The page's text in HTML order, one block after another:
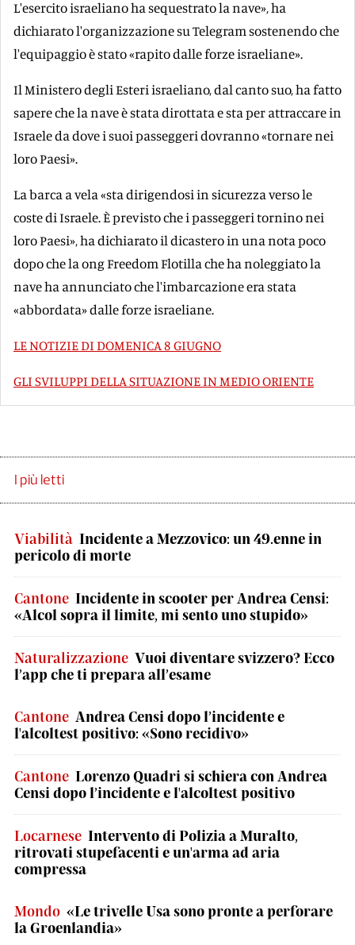
L'esercito israeliano ha sequestrato la nave», ha
dichiarato l'organizzazione su Telegram sostenendo che
l'equipaggio è stato «rapito dalle forze israeliane».
Il Ministero degli Esteri israeliano, dal canto suo, ha fatto
sapere che la nave è stata dirottata e sta per attraccare in
Israele da dove i suoi passeggeri dovranno «tornare nei
loro Paesi».
La barca a vela «sta dirigendosi in sicurezza verso le
coste di Israele. È previsto che i passeggeri tornino nei
loro Paesi», ha dichiarato il dicastero in una nota poco
dopo che la ong Freedom Flotilla che ha noleggiato la
nave ha annunciato che l'imbarcazione era stata
«abbordata» dalle forze israeliane.
LE NOTIZIE DI DOMENICA 8 GIUGNO
GLI SVILUPPI DELLA SITUAZIONE IN MEDIO ORIENTE
I più letti
Viabilità Incidente a Mezzovico: un 49.enne in
pericolo di morte
Cantone Incidente in scooter per Andrea Censi:
«Alcol sopra il limite, mi sento uno stupido»
Naturalizzazione Vuoi diventare svizzero? Ecco
l’app che ti prepara all’esame
Cantone Andrea Censi dopo l’incidente e
l'alcoltest positivo: «Sono recidivo»
Cantone Lorenzo Quadri si schiera con Andrea
Censi dopo l’incidente e l'alcoltest positivo
Locarnese Intervento di Polizia a Muralto,
ritrovati stupefacenti e un'arma ad aria
compressa
Mondo «Le trivelle Usa sono pronte a perforare
la Groenlandia»